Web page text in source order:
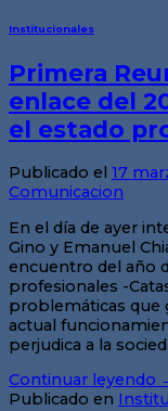
Institucionales
Primera
enlace del
el estado
Publicado el 17
Comunicacion
En el día de ayer
Gino y Emanuel
encuentro del año
profesionales -
problemáticas que
actual
perjudica a la
Continuar leyendo
Publicado en